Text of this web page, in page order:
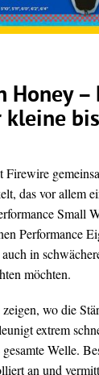
Honey –
kleine
das vor allem
Small
Performance
in
möchten.
wo die
extrem
Welle.
an und